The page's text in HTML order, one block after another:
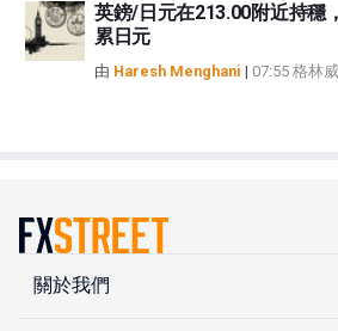
英鎊/日元在213.00附近持穩
累日元
由 Haresh Menghani | 07:55 格林
關於我們